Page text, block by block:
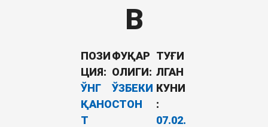
В
ПОЗИ
ЦИЯ:
ЎНГ
ҚАНО
Т
ФУҚАР
ОЛИГИ:
ЎЗБЕКИ
СТОН
ТУҒИ
ЛГАН
КУНИ
:
07.02.